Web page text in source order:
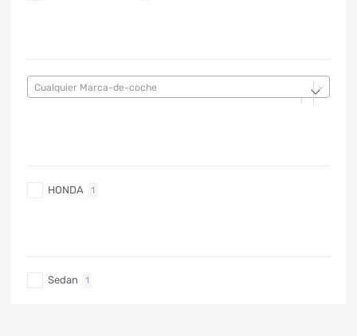
Cualquier Marca-de-coche
HONDA 1
Sedan 1